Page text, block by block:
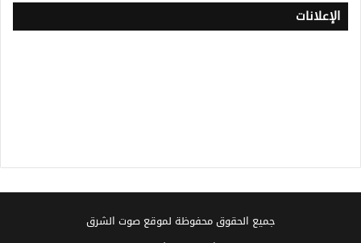
الإعلانات
جميع الحقوق محفوظة لموقع صوت الشرق